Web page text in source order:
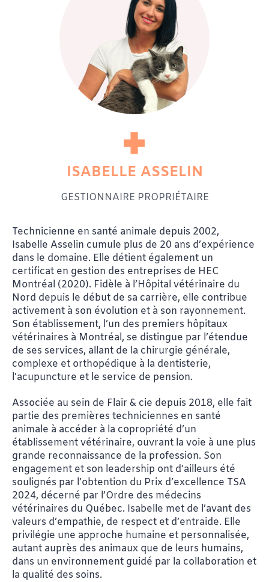
ISABELLE ASSELIN
GESTIONNAIRE PROPRIÉTAIRE
Technicienne en santé animale depuis 2002,
Isabelle Asselin cumule plus de 20 ans d’expérience
dans le domaine. Elle détient également un
certificat en gestion des entreprises de HEC
Montréal (2020). Fidèle à l’Hôpital vétérinaire du
Nord depuis le début de sa carrière, elle contribue
activement à son évolution et à son rayonnement.
Son établissement, l’un des premiers hôpitaux
vétérinaires à Montréal, se distingue par l’étendue
de ses services, allant de la chirurgie générale,
complexe et orthopédique à la dentisterie,
l’acupuncture et le service de pension.
Associée au sein de Flair & cie depuis 2018, elle fait
partie des premières techniciennes en santé
animale à accéder à la copropriété d’un
établissement vétérinaire, ouvrant la voie à une plus
grande reconnaissance de la profession. Son
engagement et son leadership ont d’ailleurs été
soulignés par l’obtention du Prix d’excellence TSA
2024, décerné par l’Ordre des médecins
vétérinaires du Québec. Isabelle met de l’avant des
valeurs d’empathie, de respect et d’entraide. Elle
privilégie une approche humaine et personnalisée,
autant auprès des animaux que de leurs humains,
dans un environnement guidé par la collaboration et
la qualité des soins.